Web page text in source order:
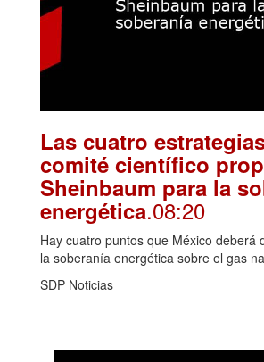
Las cuatro
comité científico
Sheinbaum para la
energética.08:20
Hay cuatro puntos que México deberá
la soberanía energética sobre el gas
SDP Noticias